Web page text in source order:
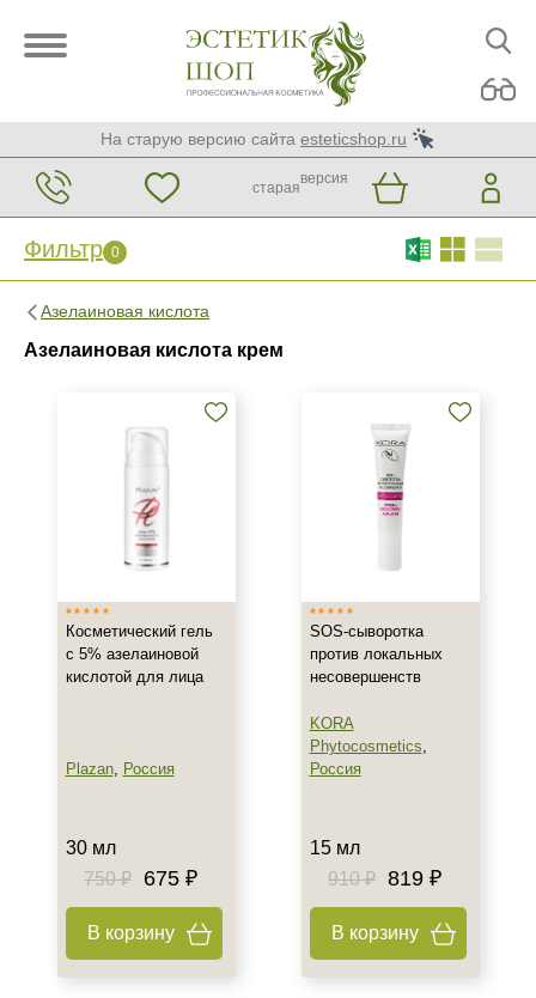
На старую версию сайта esteticshop.ru
старая
версия
Фильтр 0
Азелаиновая кислота
Азелаиновая кислота крем
Фильтр 0
Россия
Тип товара
Сыворотка
Класс косметики
Профессиональная
Тип кожи
Косметический гель
с 5% азелаиновой
кислотой для лица
Plazan, Россия
30 мл
750 ₽
675 ₽
В корзину
SOS-сыворотка
против локальных
несовершенств
KORA
Phytocosmetics,
Россия
15 мл
910 ₽ 819 ₽
В корзину